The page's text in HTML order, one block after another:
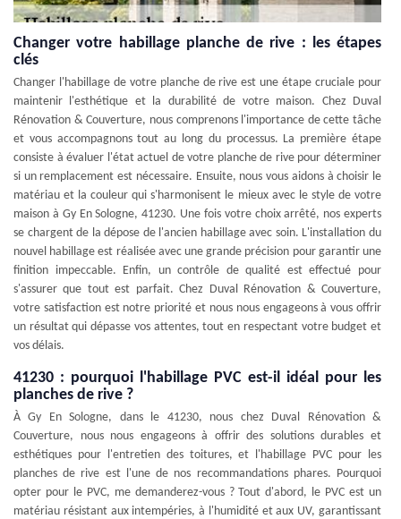
Changer votre habillage planche de rive : les étapes
clés
Changer l'habillage de votre planche de rive est une étape cruciale pour
maintenir l'esthétique et la durabilité de votre maison. Chez Duval
Rénovation & Couverture, nous comprenons l'importance de cette tâche
et vous accompagnons tout au long du processus. La première étape
consiste à évaluer l'état actuel de votre planche de rive pour déterminer
si un remplacement est nécessaire. Ensuite, nous vous aidons à choisir le
matériau et la couleur qui s'harmonisent le mieux avec le style de votre
maison à Gy En Sologne, 41230. Une fois votre choix arrêté, nos experts
se chargent de la dépose de l'ancien habillage avec soin. L'installation du
nouvel habillage est réalisée avec une grande précision pour garantir une
finition impeccable. Enfin, un contrôle de qualité est effectué pour
s'assurer que tout est parfait. Chez Duval Rénovation & Couverture,
votre satisfaction est notre priorité et nous nous engageons à vous offrir
un résultat qui dépasse vos attentes, tout en respectant votre budget et
vos délais.
41230 : pourquoi l'habillage PVC est-il idéal pour les
planches de rive ?
À Gy En Sologne, dans le 41230, nous chez Duval Rénovation &
Couverture, nous nous engageons à offrir des solutions durables et
esthétiques pour l'entretien des toitures, et l'habillage PVC pour les
planches de rive est l'une de nos recommandations phares. Pourquoi
opter pour le PVC, me demanderez-vous ? Tout d'abord, le PVC est un
matériau résistant aux intempéries, à l'humidité et aux UV, garantissant